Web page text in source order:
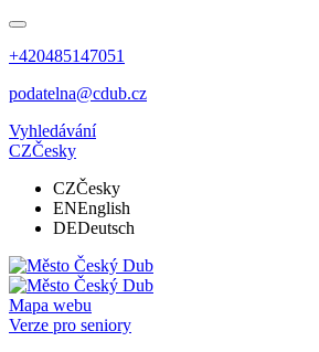
+420485147051
podatelna@cdub.cz
Vyhledávání
CZČesky
CZČesky
ENEnglish
DEDeutsch
Mapa webu
Verze pro seniory